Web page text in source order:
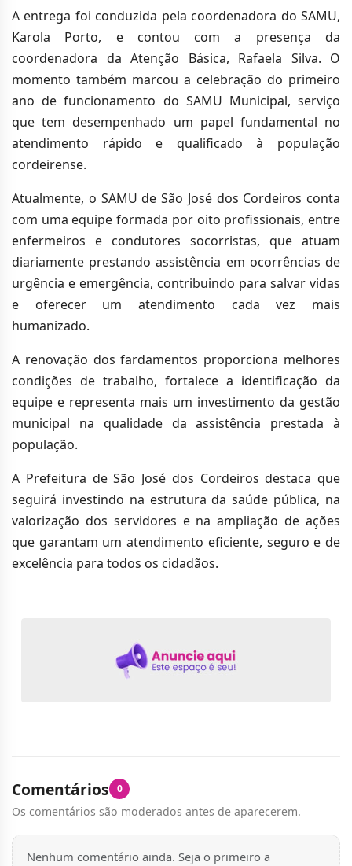
A entrega foi conduzida pela coordenadora do SAMU,
Karola Porto, e contou com a presença da
coordenadora da Atenção Básica, Rafaela Silva. O
momento também marcou a celebração do primeiro
ano de funcionamento do SAMU Municipal, serviço
que tem desempenhado um papel fundamental no
atendimento rápido e qualificado à população
cordeirense.
Atualmente, o SAMU de São José dos Cordeiros conta
com uma equipe formada por oito profissionais, entre
enfermeiros e condutores socorristas, que atuam
diariamente prestando assistência em ocorrências de
urgência e emergência, contribuindo para salvar vidas
e oferecer um atendimento cada vez mais
humanizado.
A renovação dos fardamentos proporciona melhores
condições de trabalho, fortalece a identificação da
equipe e representa mais um investimento da gestão
municipal na qualidade da assistência prestada à
população.
A Prefeitura de São José dos Cordeiros destaca que
seguirá investindo na estrutura da saúde pública, na
valorização dos servidores e na ampliação de ações
que garantam um atendimento eficiente, seguro e de
excelência para todos os cidadãos.
Comentários 0
Os comentários são moderados antes de aparecerem.
Nenhum comentário ainda. Seja o primeiro a